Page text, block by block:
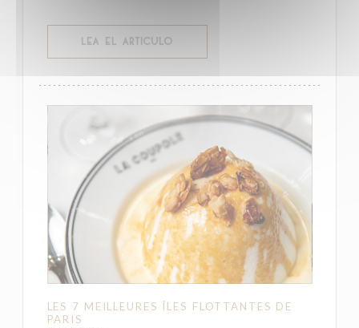
LEA EL ARTICULO
LES 7 MEILLEURES ÎLES FLOTTANTES DE
PARIS